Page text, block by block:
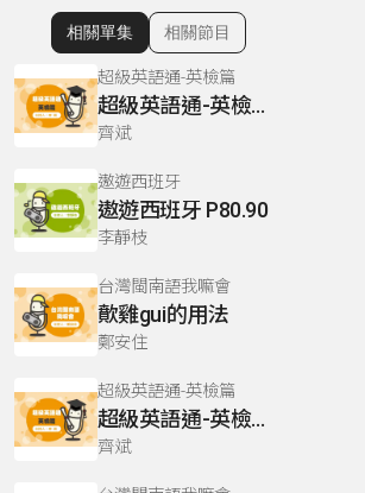
顯示相關單集
相關單集 相關節目
超級英語通-英檢篇
超級英語通-英檢篇 083 Cloze Test/段落填空-13
齊斌
遨遊西班牙
遨遊西班牙 P80.90
李靜枝
台灣閩南語我嘛會
歕雞gui的用法
鄭安住
超級英語通-英檢篇
超級英語通-英檢篇 035 Weekend Trip- 週末旅遊
齊斌